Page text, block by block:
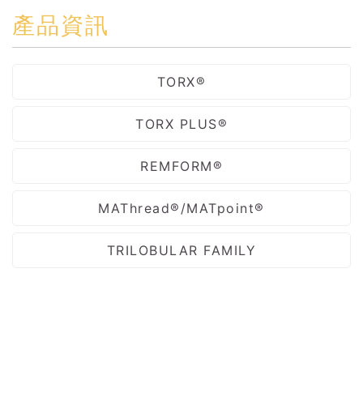
產品資訊
TORX®
TORX PLUS®
REMFORM®
MAThread®/MATpoint®
TRILOBULAR FAMILY